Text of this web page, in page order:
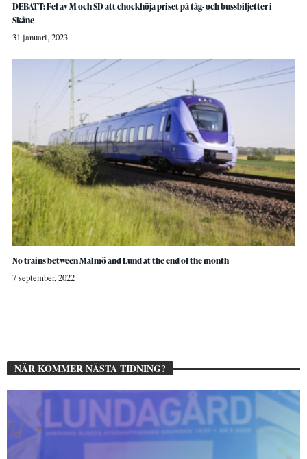
DEBATT: Fel av M och SD att chockhöja priset på tåg- och bussbiljetter i
Skåne
31 januari, 2023
No trains between Malmö and Lund at the end of the month
7 september, 2022
NÄR KOMMER NÄSTA TIDNING?